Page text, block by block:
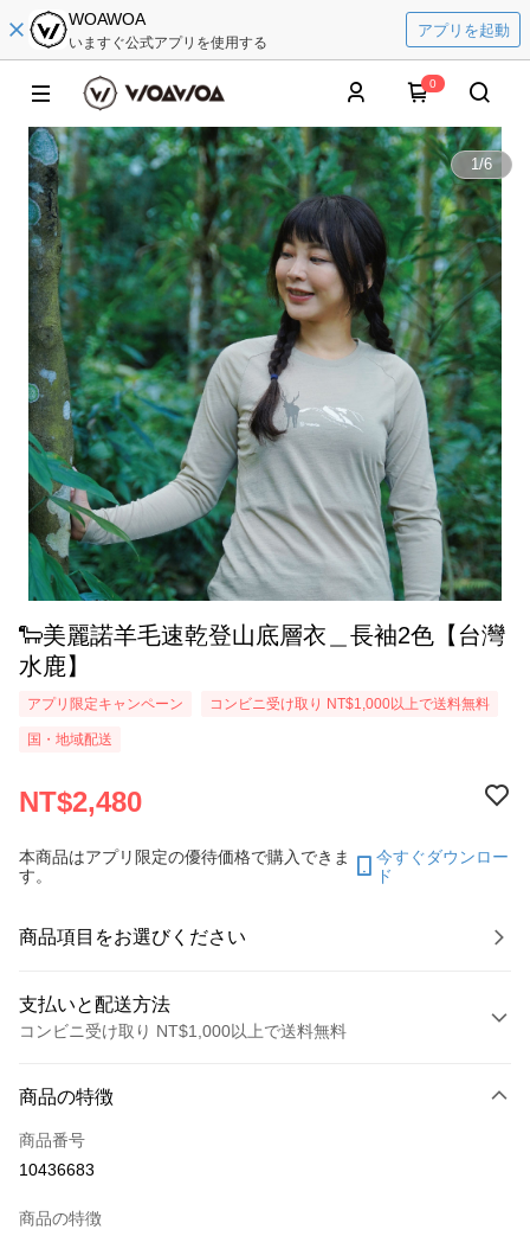
WOAWOA
いますぐ公式アプリを使用する
アプリを起動
0
1/6
🐑美麗諾羊毛速乾登山底層衣＿長袖2色【台灣
水鹿】
アプリ限定キャンペーン コンビニ受け取り NT$1,000以上で送料無料
国・地域配送
NT$2,480
本商品はアプリ限定の優待価格で購入できま
す。
今すぐダウンロー
ド
商品項目をお選びください
支払いと配送方法
コンビニ受け取り NT$1,000以上で送料無料
クレジットカード1回払い
クレジットカード分割払い
合作金庫商業銀行
6回払い、金利0、毎回
商品の特徴
商品番号
10436683
商品の特徴